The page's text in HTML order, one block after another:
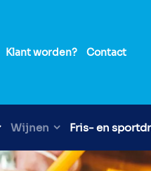
Klant worden? Contact
Wijnen Fris- en